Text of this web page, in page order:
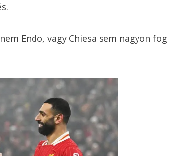
Endo, vagy Chiesa sem nagyon fog